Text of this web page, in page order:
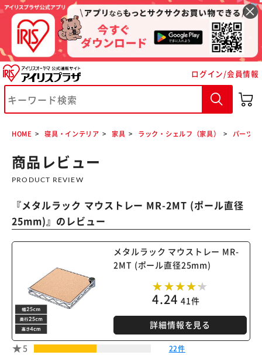
ログイン/会員情報
HOME 寝具・インテリア 家具 ラック・シェルフ（家具） パーツ各
商品レビュー
PRODUCT REVIEW
『メタルラック マウストレー MR-2MT (ポール直径
25mm)』のレビュー
メタルラック マウストレー MR-
2MT (ポール直径25mm)
4.24 41件
詳細情報を見る
5 22件
カートに入れる